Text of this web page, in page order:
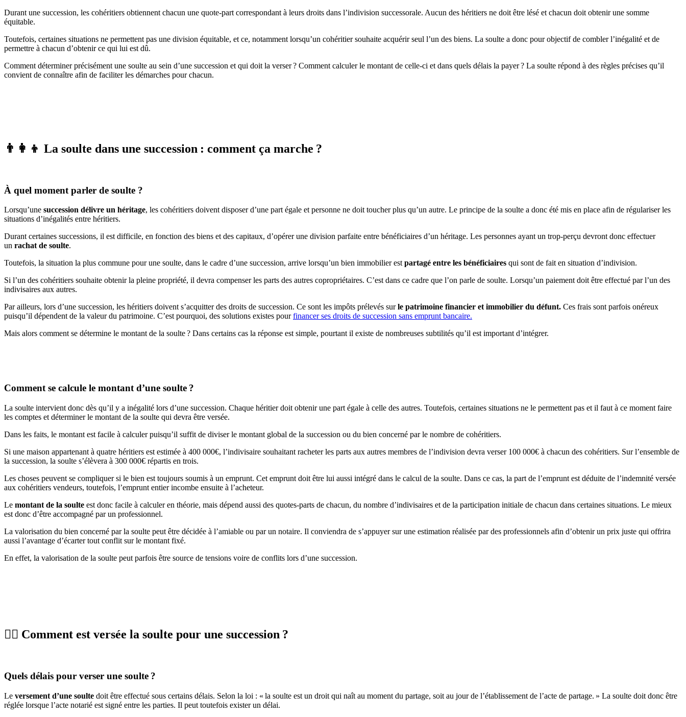
Durant une succession, les cohéritiers obtiennent chacun une quote-part correspondant à leurs droits dans l’indivision successorale. Aucun des héritiers ne doit être lésé et chacun doit obtenir une somme
équitable.
Toutefois, certaines situations ne permettent pas une division équitable, et ce, notamment lorsqu’un cohéritier souhaite acquérir seul l’un des biens. La soulte a donc pour objectif de combler l’inégalité et de
permettre à chacun d’obtenir ce qui lui est dû.
Comment déterminer précisément une soulte au sein d’une succession et qui doit la verser ? Comment calculer le montant de celle-ci et dans quels délais la payer ? La soulte répond à des règles précises qu’il
convient de connaître afin de faciliter les démarches pour chacun.
👨‍👩‍👦 La soulte dans une succession : comment ça marche ?
À quel moment parler de soulte ?
Lorsqu’une succession délivre un héritage, les cohéritiers doivent disposer d’une part égale et personne ne doit toucher plus qu’un autre. Le principe de la soulte a donc été mis en place afin de régulariser les
situations d’inégalités entre héritiers.
Durant certaines successions, il est difficile, en fonction des biens et des capitaux, d’opérer une division parfaite entre bénéficiaires d’un héritage. Les personnes ayant un trop-perçu devront donc effectuer
un rachat de soulte.
Toutefois, la situation la plus commune pour une soulte, dans le cadre d’une succession, arrive lorsqu’un bien immobilier est partagé entre les bénéficiaires qui sont de fait en situation d’indivision.
Si l’un des cohéritiers souhaite obtenir la pleine propriété, il devra compenser les parts des autres copropriétaires. C’est dans ce cadre que l’on parle de soulte. Lorsqu’un paiement doit être effectué par l’un des
indivisaires aux autres.
Par ailleurs, lors d’une succession, les héritiers doivent s’acquitter des droits de succession. Ce sont les impôts prélevés surle patrimoine financier et immobilier du défunt. Ces frais sont parfois onéreux
puisqu’il dépendent de la valeur du patrimoine. C’est pourquoi, des solutions existes pourfinancer ses droits de succession sans emprunt bancaire.
Mais alors comment se détermine le montant de la soulte ? Dans certains cas la réponse est simple, pourtant il existe de nombreuses subtilités qu’il est important d’intégrer.
Comment se calcule le montant d’une soulte ?
La soulte intervient donc dès qu’il y a inégalité lors d’une succession. Chaque héritier doit obtenir une part égale à celle des autres. Toutefois, certaines situations ne le permettent pas et il faut à ce moment faire
les comptes et déterminer le montant de la soulte qui devra être versée.
Dans les faits, le montant est facile à calculer puisqu’il suffit de diviser le montant global de la succession ou du bien concerné par le nombre de cohéritiers.
Si une maison appartenant à quatre héritiers est estimée à 400 000€, l’indivisaire souhaitant racheter les parts aux autres membres de l’indivision devra verser 100 000€ à chacun des cohéritiers. Sur l’ensemble de
la succession, la soulte s’élèvera à 300 000€ répartis en trois.
Les choses peuvent se compliquer si le bien est toujours soumis à un emprunt. Cet emprunt doit être lui aussi intégré dans le calcul de la soulte. Dans ce cas, la part de l’emprunt est déduite de l’indemnité versée
aux cohéritiers vendeurs, toutefois, l’emprunt entier incombe ensuite à l’acheteur.
Le montant de la soulte est donc facile à calculer en théorie, mais dépend aussi des quotes-parts de chacun, du nombre d’indivisaires et de la participation initiale de chacun dans certaines situations. Le mieux
est donc d’être accompagné par un professionnel.
La valorisation du bien concerné par la soulte peut être décidée à l’amiable ou par un notaire. Il conviendra de s’appuyer sur une estimation réalisée par des professionnels afin d’obtenir un prix juste qui offrira
aussi l’avantage d’écarter tout conflit sur le montant fixé.
En effet, la valorisation de la soulte peut parfois être source de tensions voire de conflits lors d’une succession.
🧑‍⚖️ Comment est versée la soulte pour une succession ?
Quels délais pour verser une soulte ?
Le versement d’une soulte doit être effectué sous certains délais. Selon la loi : « la soulte est un droit qui naît au moment du partage, soit au jour de l’établissement de l’acte de partage. » La soulte doit donc être
réglée lorsque l’acte notarié est signé entre les parties. Il peut toutefois exister un délai.